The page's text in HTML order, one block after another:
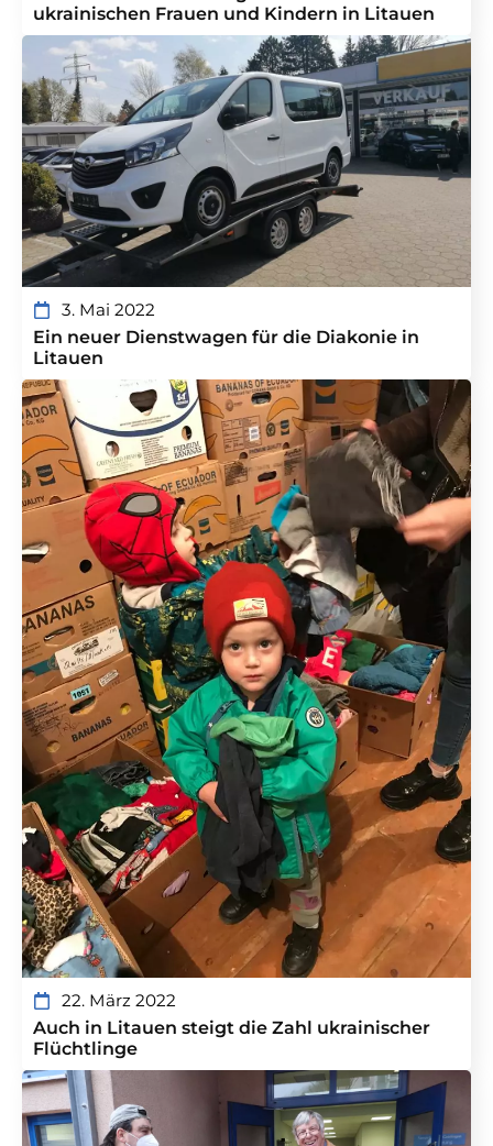
ukrainischen Frauen und Kindern in Litauen
3. Mai 2022
Ein neuer Dienstwagen für die Diakonie in
Litauen
22. März 2022
Auch in Litauen steigt die Zahl ukrainischer
Flüchtlinge